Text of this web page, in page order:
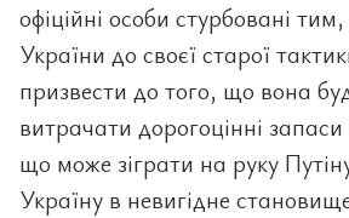
офіційні особи стурбовані
України до своєї старої
призвести до того, що вона
витрачати дорогоцінні
що може зіграти на руку
Україну в невигідне